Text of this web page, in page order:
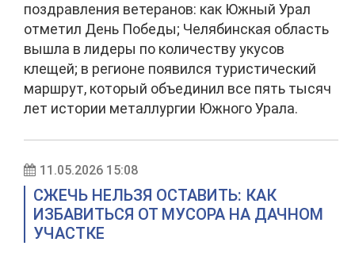
поздравления ветеранов: как Южный Урал
отметил День Победы; Челябинская область
вышла в лидеры по количеству укусов
клещей; в регионе появился туристический
маршрут, который объединил все пять тысяч
лет истории металлургии Южного Урала.
11.05.2026 15:08
СЖЕЧЬ НЕЛЬЗЯ ОСТАВИТЬ: КАК
ИЗБАВИТЬСЯ ОТ МУСОРА НА ДАЧНОМ
УЧАСТКЕ